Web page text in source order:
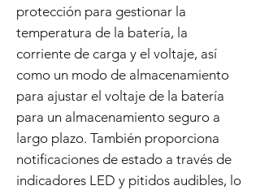
protección para gestionar la
temperatura de la batería, la
corriente de carga y el voltaje, así
como un modo de almacenamiento
para ajustar el voltaje de la batería
para un almacenamiento seguro a
largo plazo. También proporciona
notificaciones de estado a través de
indicadores LED y pitidos audibles, lo